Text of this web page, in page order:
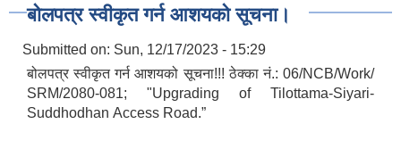
बोलपत्र स्वीकृत गर्न आशयको सूचना।
Submitted on: Sun, 12/17/2023 - 15:29
बोलपत्र स्वीकृत गर्न आशयको सूचना!!! ठेक्का नं.: 06/NCB/Work/
SRM/2080-081; "Upgrading of Tilottama-Siyari-
Suddhodhan Access Road.”